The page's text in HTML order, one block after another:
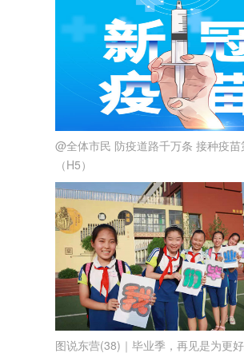
@全体市民 防疫道路千万条 接种疫苗
（H5）
图说东营(38)｜毕业季，再见是为更